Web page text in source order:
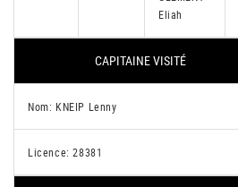
Eliah
CAPITAINE VISITÉ
Nom: KNEIP Lenny
Licence: 28381